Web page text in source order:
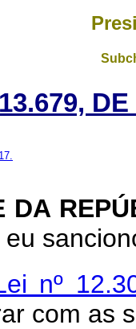
DA
nº
com as